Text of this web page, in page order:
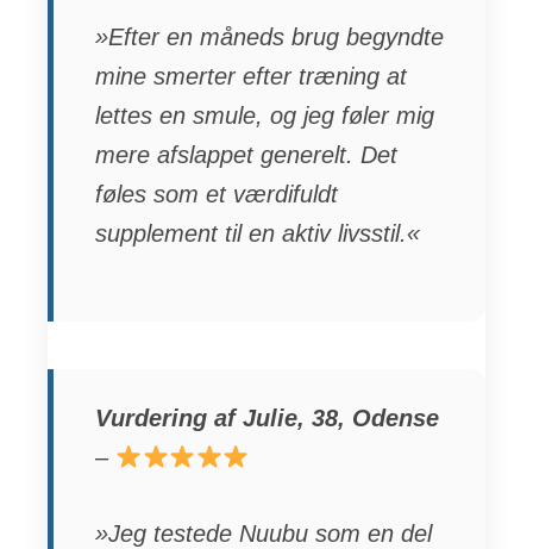
»Efter en måneds brug begyndte
mine smerter efter træning at
lettes en smule, og jeg føler mig
mere afslappet generelt. Det
føles som et værdifuldt
supplement til en aktiv livsstil.«
Vurdering af Julie, 38, Odense
–
»Jeg testede Nuubu som en del